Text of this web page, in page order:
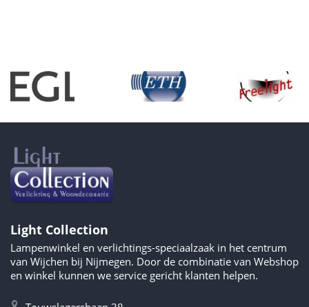
Light Collection
Lampenwinkel en verlichtings-speciaalzaak in het centrum
van Wijchen bij Nijmegen. Door de combinatie van Webshop
en winkel kunnen we service gericht klanten helpen.